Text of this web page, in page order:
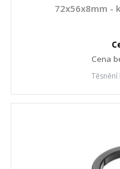
72x56x8mm -
Cena
Těsnění